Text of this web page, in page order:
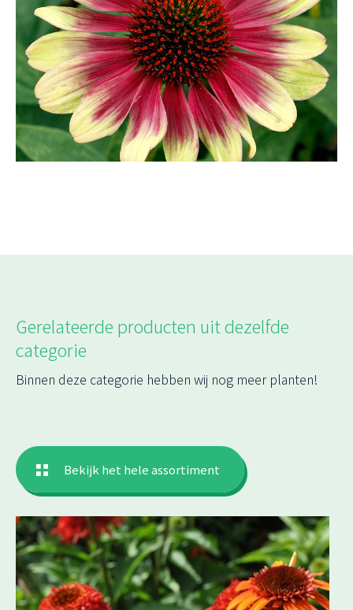
Gerelateerde producten uit dezelfde
categorie
Binnen deze categorie hebben wij nog meer planten!
Bekijk het hele assortiment